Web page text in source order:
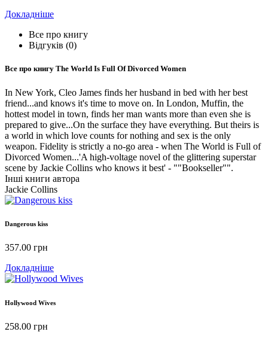
Докладніше
Все про книгу
Відгуків (0)
Все про книгу The World Is Full Of Divorced Women
In New York, Cleo James finds her husband in bed with her best
friend...and knows it's time to move on. In London, Muffin, the
hottest model in town, finds her man wants more than even she is
prepared to give...On the surface they have everything. But theirs is
a world in which love counts for nothing and sex is the only
weapon. Fidelity is strictly a no-go area - when The World is Full of
Divorced Women...'A high-voltage novel of the glittering superstar
scene by Jackie Collins who knows it best' - ""Bookseller"".
Інші книги автора
Jackie Collins
Dangerous kiss
357.00 грн
Докладніше
Hollywood Wives
258.00 грн